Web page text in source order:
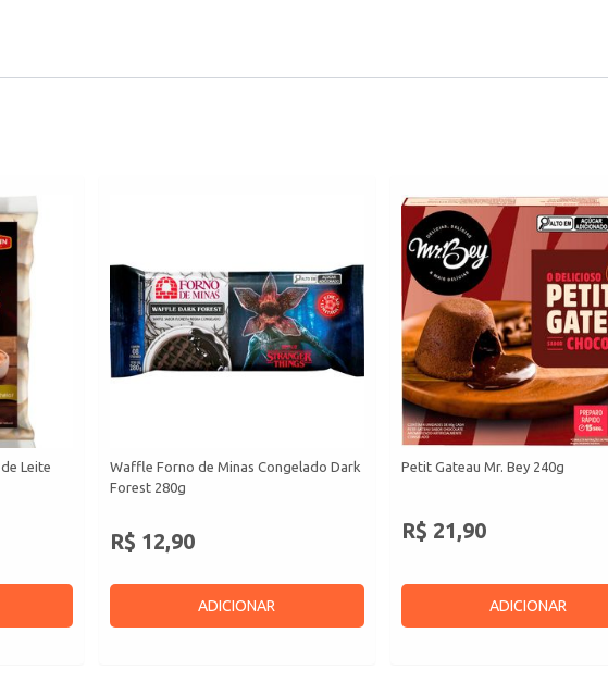
Leite
Waffle Forno de Minas Congelado Dark
Forest 280g
R$ 12,90
ADICIONAR
Petit Gateau Mr. Bey 240g
R$ 21,90
ADICIONAR